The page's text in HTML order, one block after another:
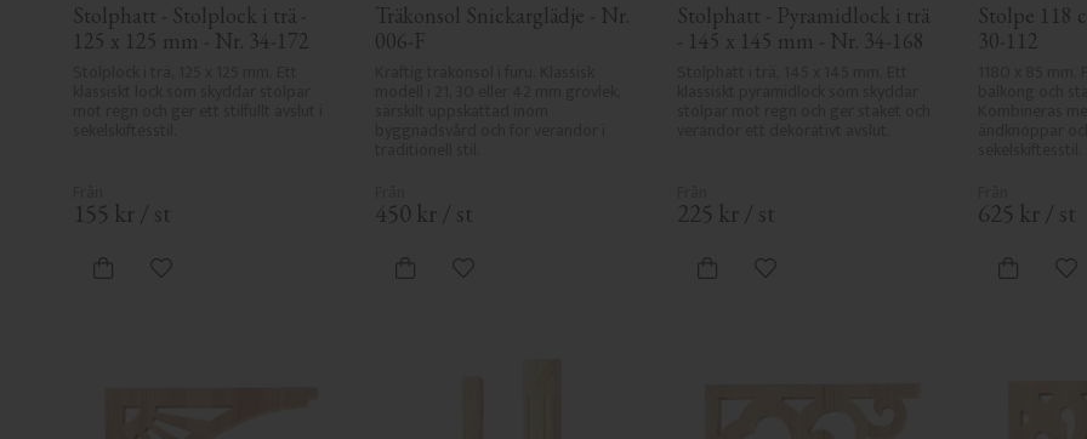
Stolphatt - Stolplock i trä -
125 x 125 mm - Nr. 34-172
155 kr / st
Lägg till i favoriter
Träkonsol Snickarglädje - Nr.
006-F
450 kr / st
Lägg till i favoriter
Stolphatt - Pyramidlock i trä
- 145 x 145 mm - Nr. 34-168
225 kr / st
Lägg till i favoriter
Stolpe 118
30-112
625 kr / st